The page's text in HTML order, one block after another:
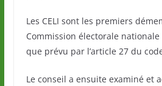
Les CELI sont les premiers
Commission électorale
que prévu par l’article 27 du
Le conseil a ensuite examiné et